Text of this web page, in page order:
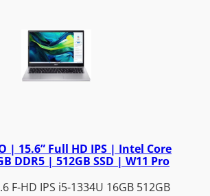
| 15.6” Full HD IPS | Intel Core
DDR5 | 512GB SSD | W11 Pro
F-HD IPS i5-1334U 16GB 512GB